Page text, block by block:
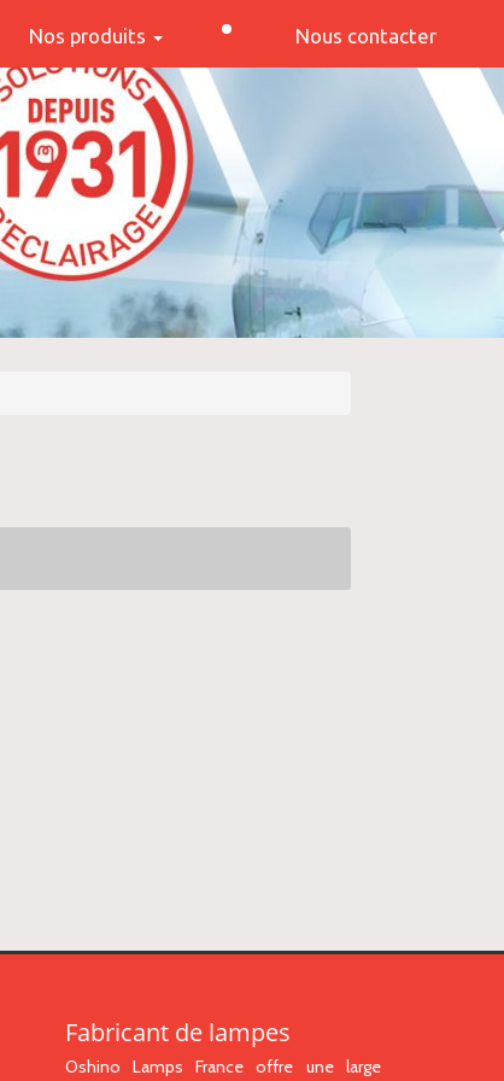
Nos produits Nous contacter
Fabricant de lampes
Oshino Lamps France offre une large